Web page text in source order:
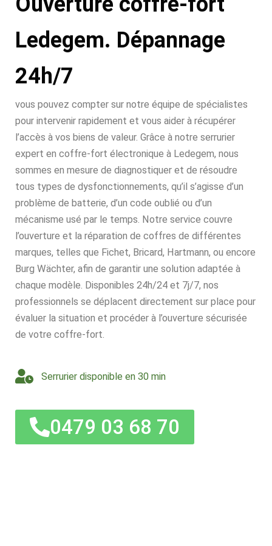
Ledegem. Dépannage
24h/7
vous pouvez compter sur notre équipe de spécialistes
pour intervenir rapidement et vous aider à récupérer
l’accès à vos biens de valeur. Grâce à notre serrurier
expert en coffre-fort électronique à Ledegem, nous
sommes en mesure de diagnostiquer et de résoudre
tous types de dysfonctionnements, qu’il s’agisse d’un
problème de batterie, d’un code oublié ou d’un
mécanisme usé par le temps. Notre service couvre
l’ouverture et la réparation de coffres de différentes
marques, telles que Fichet, Bricard, Hartmann, ou encore
Burg Wächter, afin de garantir une solution adaptée à
chaque modèle. Disponibles 24h/24 et 7j/7, nos
professionnels se déplacent directement sur place pour
évaluer la situation et procéder à l’ouverture sécurisée
de votre coffre-fort.
Serrurier disponible en 30 min
0479 03 68 70